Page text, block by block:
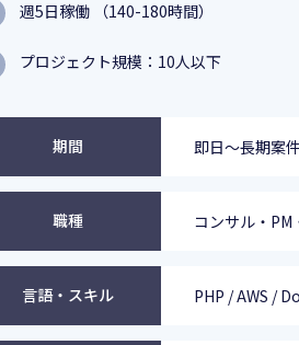
週5日稼働 （140-180時間）
プロジェクト規模：10人以下
期間 即日～長期案
職種 コンサル・PM
言語・スキル PHP / AWS /